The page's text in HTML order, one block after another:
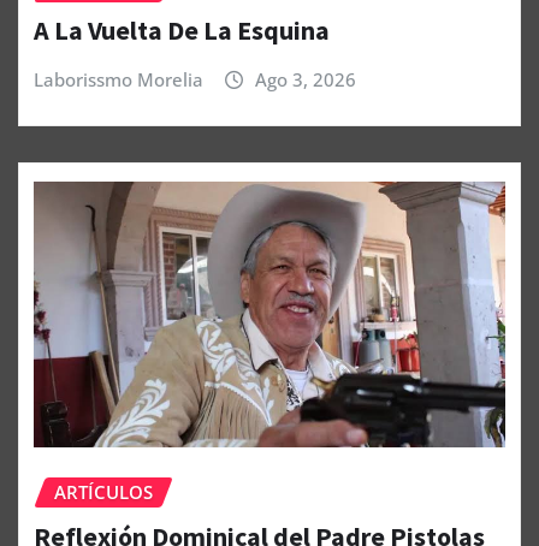
A La Vuelta De La Esquina
Laborissmo Morelia Ago 3, 2026
ARTÍCULOS
Reflexión Dominical del Padre Pistolas